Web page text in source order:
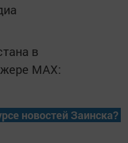
в
MАХ:
новостей Заинска?